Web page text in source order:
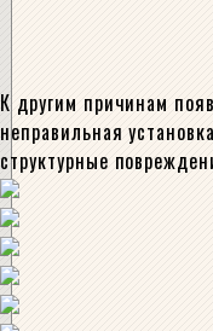
К другим причинам
неправильная
структурные